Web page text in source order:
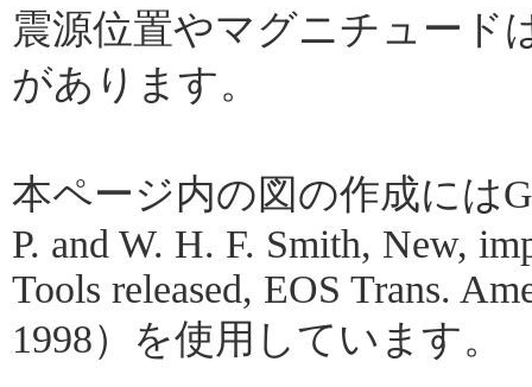
震源位置やマグニチュード
があります。
本ページ内の図の作成には
P. and W. H. F. Smith, New,
Tools released, EOS Trans.
1998）を使用しています。